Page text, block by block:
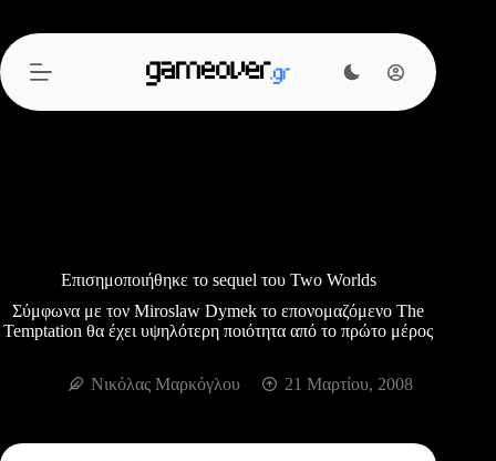
περιεχόμενο
Επισημοποιήθηκε το sequel του Two Worlds
Σύμφωνα με τον Miroslaw Dymek το επονομαζόμενο The
Temptation θα έχει υψηλότερη ποιότητα από το πρώτο μέρος
Νικόλας Μαρκόγλου 21 Μαρτίου, 2008